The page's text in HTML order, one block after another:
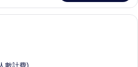
Pure Studio 430 | 低過敏寢具、羽絨